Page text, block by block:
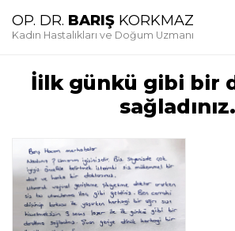
OP. DR. BARIŞ KORKMAZ
Kadın Hastalıkları ve Doğum Uzmanı
İilk günkü gibi bir
sağladınız.